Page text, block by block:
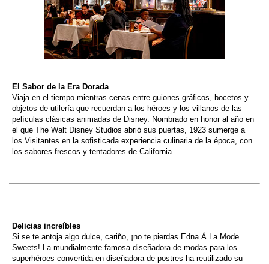
El Sabor de la Era Dorada
Viaja en el tiempo mientras cenas entre guiones gráficos, bocetos y
objetos de utilería que recuerdan a los héroes y los villanos de las
películas clásicas animadas de Disney. Nombrado en honor al año en
el que The Walt Disney Studios abrió sus puertas, 1923 sumerge a
los Visitantes en la sofisticada experiencia culinaria de la época, con
los sabores frescos y tentadores de California.
Delicias increíbles
Si se te antoja algo dulce, cariño, ¡no te pierdas Edna À La Mode
Sweets! La mundialmente famosa diseñadora de modas para los
superhéroes convertida en diseñadora de postres ha reutilizado su